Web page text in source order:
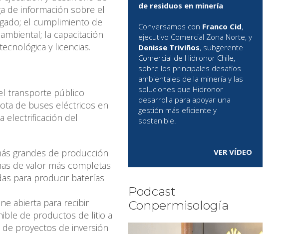
de información sobre el
el cumplimiento de
la capacitación
y licencias.
transporte público
de buses eléctricos en
electrificación del
grandes de producción
de valor más completas
para producir baterías
abierta para recibir
de productos de litio a
proyectos de inversión
de residuos en minería
Conversamos con Franco Cid,
ejecutivo Comercial Zona Norte, y
Denisse Triviños, subgerente
Comercial de Hidronor Chile,
sobre los principales desafíos
ambientales de la minería y las
soluciones que Hidronor
desarrolla para apoyar una
gestión más eficiente y
sostenible.
VER VÍDEO
Podcast
Conpermisología